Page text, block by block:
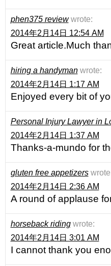
phen375 review wrote:
2014年2月14日 12:54 AM
Great article.Much
hiring a handyman wrote:
2014年2月14日 1:17 AM
Enjoyed every bit of
Personal Injury Lawyer in
2014年2月14日 1:37 AM
Thanks-a-mundo for
gluten free appetizers
2014年2月14日 2:36 AM
A round of applause
horseback riding wrote:
2014年2月14日 3:01 AM
I cannot thank you